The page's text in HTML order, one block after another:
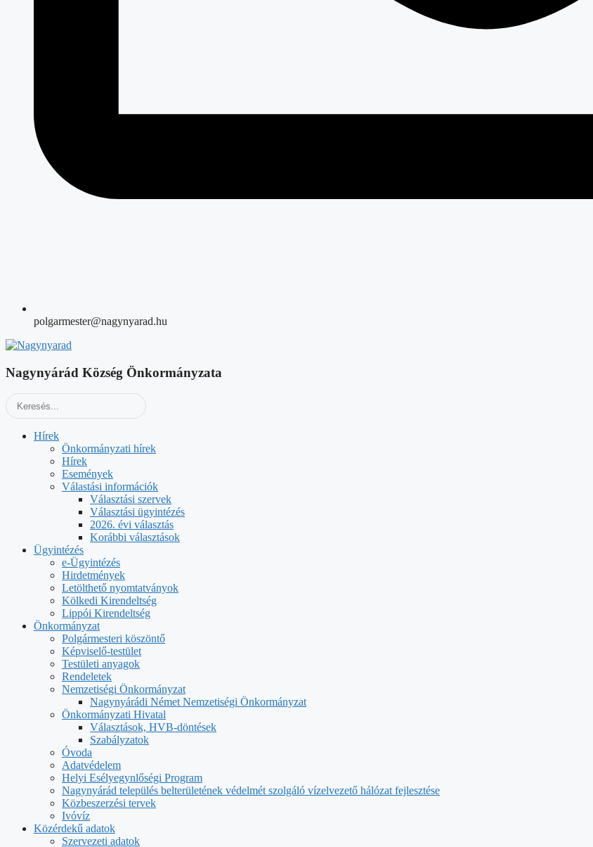
polgarmester@nagynyarad.hu
Nagynyárád Község Önkormányzata
Hírek
Önkormányzati hírek
Hírek
Események
Válastási információk
Választási szervek
Választási ügyintézés
2026. évi választás
Korábbi választások
Ügyintézés
e-Ügyintézés
Hirdetmények
Letölthető nyomtatványok
Kölkedi Kirendeltség
Lippói Kirendeltség
Önkormányzat
Polgármesteri köszöntő
Képviselő-testület
Testületi anyagok
Rendeletek
Nemzetiségi Önkormányzat
Nagynyárádi Német Nemzetiségi Önkormányzat
Önkormányzati Hivatal
Választások, HVB-döntések
Szabályzatok
Óvoda
Adatvédelem
Helyi Esélyegynlőségi Program
Nagynyárád település belterületének védelmét szolgáló vízelvezető hálózat fejlesztése
Közbeszerzési tervek
Ivóvíz
Közérdekű adatok
Szervezeti adatok